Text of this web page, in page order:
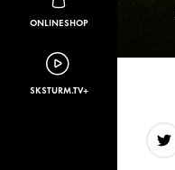
ONLINESHOP
SKSTURM.TV+